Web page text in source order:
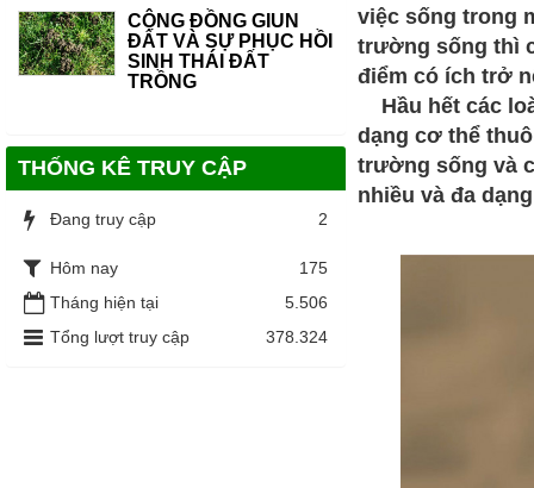
việc sống trong
trường sống thì
điểm có ích trở
Hầu hết các
dạng cơ thể
trường sống và
nhiều và đa
CỘNG ĐỒNG GIUN
ĐẤT VÀ SỰ PHỤC HỒI
SINH THÁI ĐẤT
TRỒNG
THỐNG KÊ TRUY CẬP
Đang truy cập 2
Hôm nay
175
Tháng hiện tại
5.506
Tổng lượt truy cập
378.324